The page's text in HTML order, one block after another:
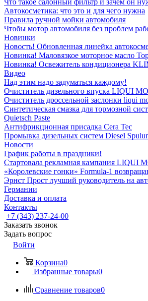
Что такое салонный фильтр и зачем он
Автокосметика: что это и для чего нужна
Правила ручной мойки автомобиля
Чтобы мотор автомобиля без проблем
Новинки
Новость! Обновленная линейка
Новинка! Маловязкое моторное масло
Новинка! Освежитель кондиционера
Видео
Над этим надо задуматься каждому!
Очиститель дизельного впуска LIQUI
Очиститель дроссельной заслонки liqui
Синтетическая смазка для тормозной
Quietsch Paste
Антифрикционная присадка Cera Tec
Промывка дизельных систем Diesel
Новости
График работы в праздники!
Стартовала рекламная кампания LIQUI
«Королевские гонки» Formula-1
Эрнст Прост лучший руководитель на
Германии
Доставка и оплата
Контакты
+7 (343) 237-24-00
Заказать звонок
Задать вопрос
Войти
Корзина0
Избранные товары0
Сравнение товаров0